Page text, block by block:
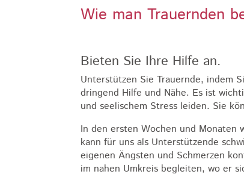
Wie man Trauernden
Bieten Sie Ihre Hilfe an.
Unterstützen Sie Trauernde, indem
dringend Hilfe und Nähe. Es ist
und seelischem Stress leiden. Sie
In den ersten Wochen und Monaten
kann für uns als Unterstützende
eigenen Ängsten und Schmerzen
im nahen Umkreis begleiten, wo er